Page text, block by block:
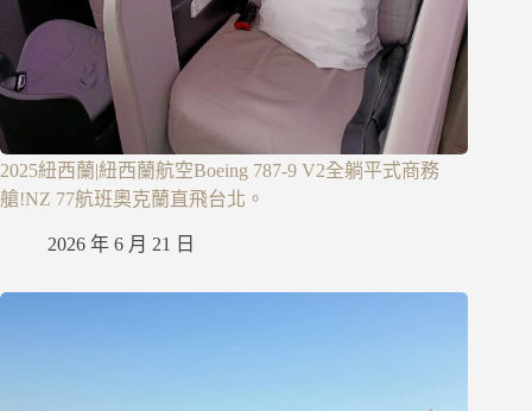
2025紐西蘭|紐西蘭航空Boeing 787-9 V2全躺平式商務
艙!NZ 77航班奧克蘭直飛台北。
2026 年 6 月 21 日